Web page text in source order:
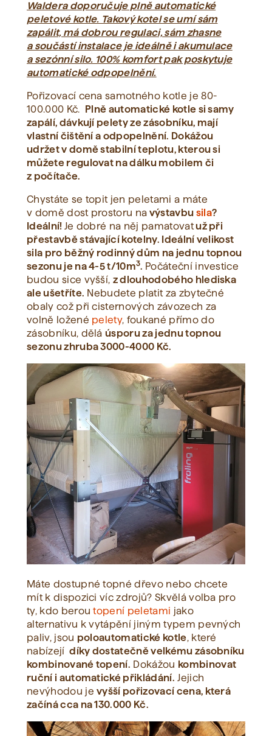
Waldera doporučuje plně automatické
peletové kotle. Takový kotel se umí sám
zapálit, má dobrou regulaci, sám zhasne
a součástí instalace je ideálně i akumulace
a sezónní silo. 100% komfort pak poskytuje
automatické odpopelnění.
Pořizovací cena samotného kotle je 80-
100.000 Kč.
Plně automatické kotle si samy
zapálí, dávkují pelety ze zásobníku, mají
vlastní čištění a odpopelnění. Dokážou
udržet v domě stabilní teplotu, kterou si
můžete regulovat na dálku mobilem či
z počítače.
Chystáte se topit jen peletami a máte
v domě dost prostoru na výstavbu sila?
Ideální! Je dobré na něj pamatovatuž při
přestavbě stávající kotelny. Ideální velikost
sila pro běžný rodinný dům na jednu topnou
sezonu je na 4-5 t/10m3. Počáteční investice
budou sice vyšší, z dlouhodobého hlediska
ale ušetříte. Nebudete platit za zbytečné
obaly což při cisternových závozech za
volně ložené pelety, foukané přímo do
zásobníku, děláúsporu za jednu topnou
sezonu zhruba 3000-4000 Kč.
Máte dostupné topné dřevo nebo chcete
mít k dispozici víc zdrojů? Skvělá volba pro
ty, kdo beroutopení peletami jako
alternativu k vytápění jiným typem pevných
paliv, jsou poloautomatické kotle, které
nabízejí díky dostatečně velkému zásobníku
kombinované topení. Dokážou kombinovat
ruční i automatické přikládání. Jejich
nevýhodou jevyšší pořizovací cena, která
začíná cca na 130.000 Kč.